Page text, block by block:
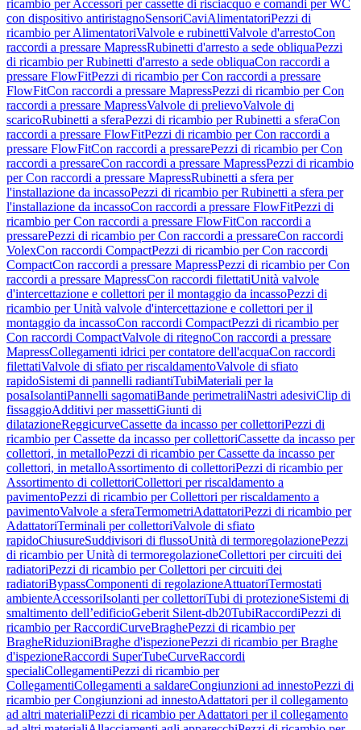
ricambio per Accessori per cassette di risciacquo e comandi per WC
con dispositivo antiristagnoSensoriCaviAlimentatoriPezzi di
ricambio per AlimentatoriValvole e rubinettiValvole d'arrestoCon
raccordi a pressare MapressRubinetti d'arresto a sede obliquaPezzi
di ricambio per Rubinetti d'arresto a sede obliquaCon raccordi a
pressare FlowFitPezzi di ricambio per Con raccordi a pressare
FlowFitCon raccordi a pressare MapressPezzi di ricambio per Con
raccordi a pressare MapressValvole di prelievoValvole di
scaricoRubinetti a sferaPezzi di ricambio per Rubinetti a sferaCon
raccordi a pressare FlowFitPezzi di ricambio per Con raccordi a
pressare FlowFitCon raccordi a pressarePezzi di ricambio per Con
raccordi a pressareCon raccordi a pressare MapressPezzi di ricambio
per Con raccordi a pressare MapressRubinetti a sfera per
l'installazione da incassoPezzi di ricambio per Rubinetti a sfera per
l'installazione da incassoCon raccordi a pressare FlowFitPezzi di
ricambio per Con raccordi a pressare FlowFitCon raccordi a
pressarePezzi di ricambio per Con raccordi a pressareCon raccordi
VolexCon raccordi CompactPezzi di ricambio per Con raccordi
CompactCon raccordi a pressare MapressPezzi di ricambio per Con
raccordi a pressare MapressCon raccordi filettatiUnità valvole
d'intercettazione e collettori per il montaggio da incassoPezzi di
ricambio per Unità valvole d'intercettazione e collettori per il
montaggio da incassoCon raccordi CompactPezzi di ricambio per
Con raccordi CompactValvole di ritegnoCon raccordi a pressare
MapressCollegamenti idrici per contatore dell'acquaCon raccordi
filettatiValvole di sfiato per riscaldamentoValvole di sfiato
rapidoSistemi di pannelli radiantiTubiMateriali per la
posaIsolantiPannelli sagomatiBande perimetraliNastri adesiviClip di
fissaggioAdditivi per massettiGiunti di
dilatazioneReggicurveCassette da incasso per collettoriPezzi di
ricambio per Cassette da incasso per collettoriCassette da incasso per
collettori, in metalloPezzi di ricambio per Cassette da incasso per
collettori, in metalloAssortimento di collettoriPezzi di ricambio per
Assortimento di collettoriCollettori per riscaldamento a
pavimentoPezzi di ricambio per Collettori per riscaldamento a
pavimentoValvole a sferaTermometriAdattatoriPezzi di ricambio per
AdattatoriTerminali per collettoriValvole di sfiato
rapidoChiusureSuddivisori di flussoUnità di termoregolazionePezzi
di ricambio per Unità di termoregolazioneCollettori per circuiti dei
radiatoriPezzi di ricambio per Collettori per circuiti dei
radiatoriBypassComponenti di regolazioneAttuatoriTermostati
ambienteAccessoriIsolanti per collettoriTubi di protezioneSistemi di
smaltimento dell’edificioGeberit Silent-db20TubiRaccordiPezzi di
ricambio per RaccordiCurveBraghePezzi di ricambio per
BragheRiduzioniBraghe d'ispezionePezzi di ricambio per Braghe
d'ispezioneRaccordi SuperTubeCurveRaccordi
specialiCollegamentiPezzi di ricambio per
CollegamentiCollegamenti a saldareCongiunzioni ad innestoPezzi di
ricambio per Congiunzioni ad innestoAdattatori per il collegamento
ad altri materialiPezzi di ricambio per Adattatori per il collegamento